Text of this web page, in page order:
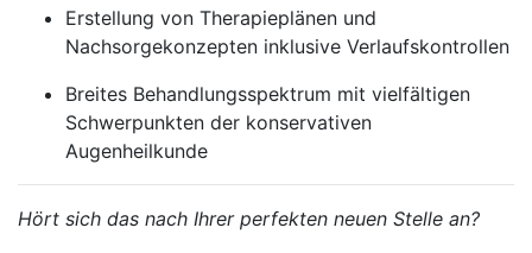
Erstellung von Therapieplänen und
Nachsorgekonzepten inklusive Verlaufskontrollen
Breites Behandlungsspektrum mit vielfältigen
Schwerpunkten der konservativen
Augenheilkunde
Hört sich das nach Ihrer perfekten neuen Stelle an?